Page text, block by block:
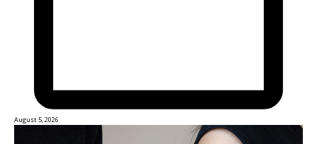
August 5, 2026